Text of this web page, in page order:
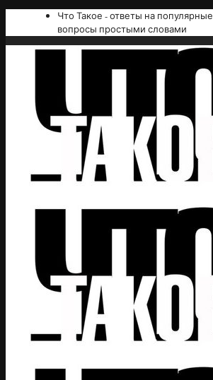
Что Такое - ответы на популярные
вопросы простыми словами